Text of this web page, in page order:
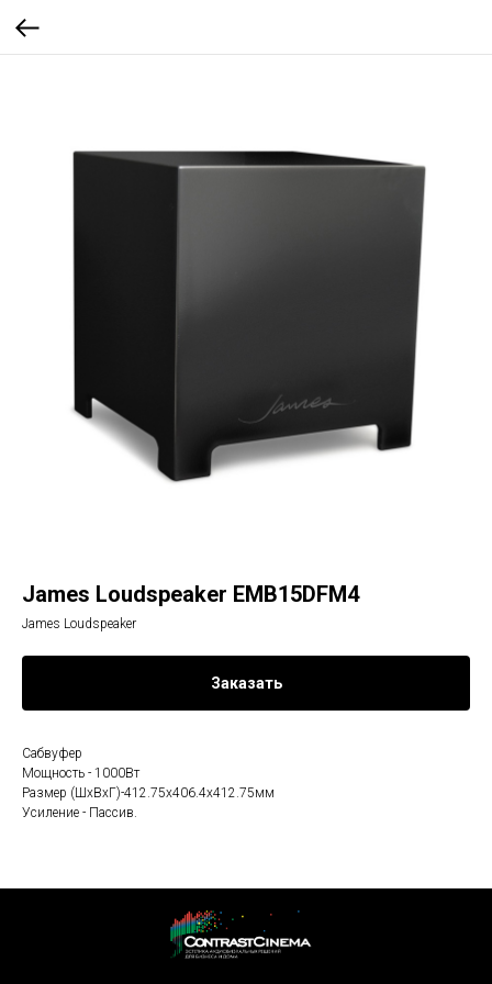
James Loudspeaker EMB15DFM4
James Loudspeaker
Заказать
Сабвуфер
Мощность - 1000Вт
Размер (ШхВхГ)-412.75x406.4x412.75мм
Усиление - Пассив.